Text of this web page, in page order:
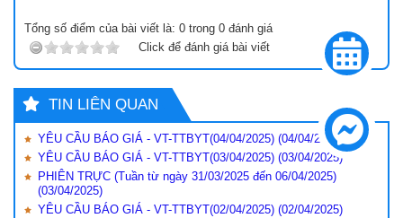
Tổng số điểm của bài viết là: 0 trong 0 đánh giá
Click để đánh giá bài viết
TIN LIÊN QUAN
YÊU CẦU BÁO GIÁ - VT-TTBYT(04/04/2025) (04/04/2025)
YÊU CẦU BÁO GIÁ - VT-TTBYT(03/04/2025) (03/04/2025)
PHIÊN TRỰC (Tuần từ ngày 31/03/2025 đến 06/04/2025)
(03/04/2025)
YÊU CẦU BÁO GIÁ - VT-TTBYT(02/04/2025) (02/04/2025)